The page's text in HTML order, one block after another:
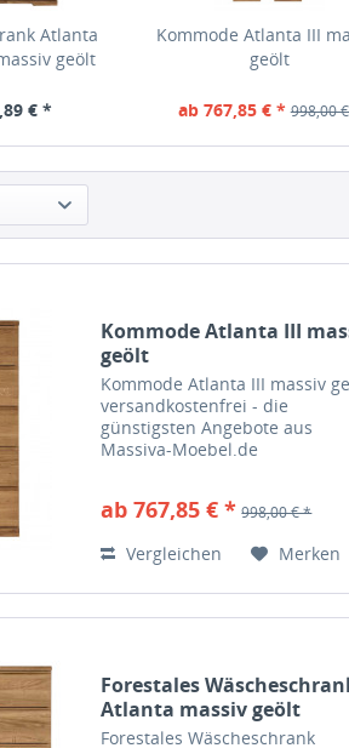
Atlanta
geölt
€ *
Kommode Atlanta III
geölt
ab 767,85 € * 998,00
Kommode Atlanta III
geölt
Kommode Atlanta III massiv
versandkostenfrei - die
günstigsten Angebote aus
Massiva-Moebel.de
ab 767,85 € * 998,00 € *
Vergleichen Merken
Forestales
Atlanta massiv geölt
Forestales Wäscheschrank